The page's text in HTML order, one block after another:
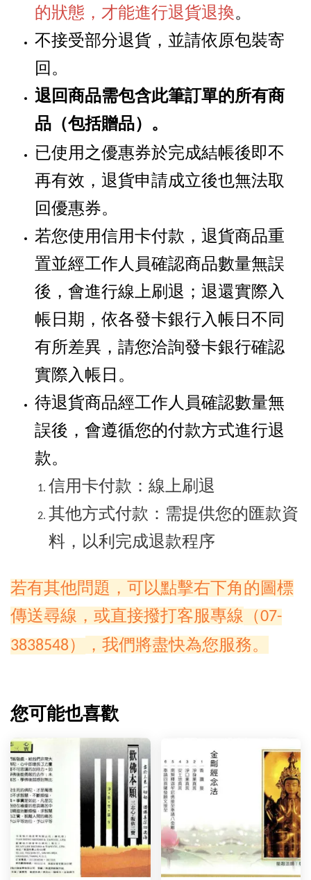
的狀態，才能進行退貨退換。
不接受部分退貨，並請依原包裝寄
回。
退回商品需包含此筆訂單的所有商
品 （包括贈品） 。
已使用之優惠券於完成結帳後即不
再有效，退貨申請成立後也無法取
回優惠券。
若您使用信用卡付款，退貨商品重
置並經工作人員確認商品數量無誤
後，會進行線上刷退；退還實際入
帳日期，依各發卡銀行入帳日不同
有所差異，請您洽詢發卡銀行確認
實際入帳日。
待退貨商品經工作人員確認數量無
誤後，會遵循您的付款方式進行退
款。
信用卡付款：線上刷退
其他方式付款：需提供您的匯款資
料，以利完成退款程序
若有其他問題，可以點擊右下角的圖標
傳送尋線，或直接撥打客服專線 （07-
3838548）
，我們將盡快為您服務。
您可能也喜歡